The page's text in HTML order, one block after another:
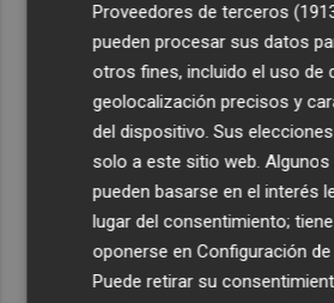
Proveedores de terceros
pueden procesar sus datos
otros fines, incluido el uso de
geolocalización precisos y
del dispositivo. Sus
solo a este sitio web.
pueden basarse en el interés
lugar del consentimiento;
oponerse enConfiguración
Puede retirar su